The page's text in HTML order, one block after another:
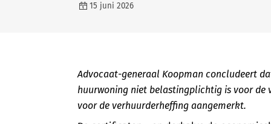
15 juni 2026
Advocaat-generaal Koopman concludeert
huurwoning niet belastingplichtig is voor de
voor de verhuurderheffing aangemerkt.